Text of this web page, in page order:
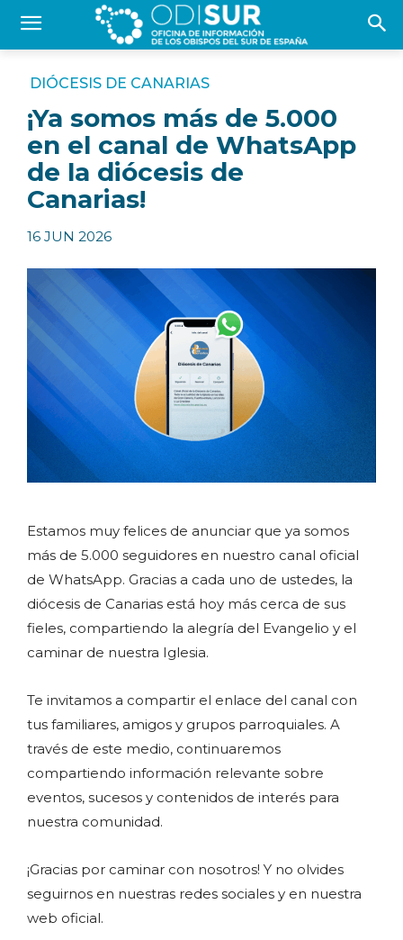
DIÓCESIS DE CANARIAS
¡Ya somos más de 5.000
en el canal de WhatsApp
de la diócesis de
Canarias!
16 JUN 2026
Estamos muy felices de anunciar que ya somos
más de 5.000 seguidores en nuestro canal oficial
de WhatsApp. Gracias a cada uno de ustedes, la
diócesis de Canarias está hoy más cerca de sus
fieles, compartiendo la alegría del Evangelio y el
caminar de nuestra Iglesia.
Te invitamos a compartir el enlace del canal con
tus familiares, amigos y grupos parroquiales. A
través de este medio, continuaremos
compartiendo información relevante sobre
eventos, sucesos y contenidos de interés para
nuestra comunidad.
¡Gracias por caminar con nosotros! Y no olvides
seguirnos en nuestras redes sociales y en nuestra
web oficial.